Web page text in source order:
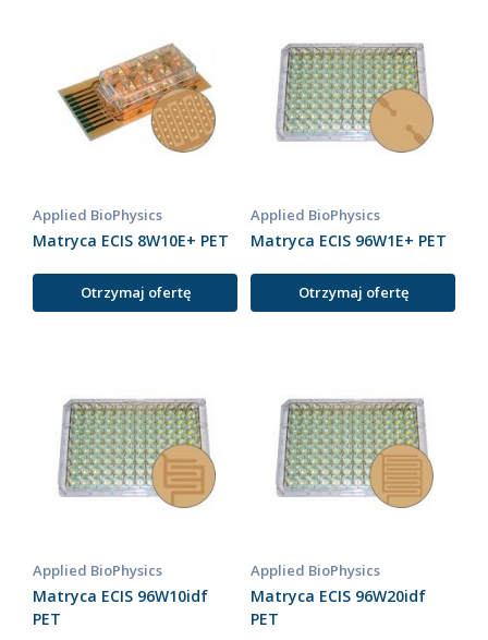
Applied BioPhysics
Matryca ECIS 8W10E+ PET
Otrzymaj ofertę
Applied BioPhysics
Matryca ECIS 96W1E+ PET
Otrzymaj ofertę
Applied BioPhysics
Matryca ECIS 96W10idf
PET
Applied BioPhysics
Matryca ECIS 96W20idf
PET